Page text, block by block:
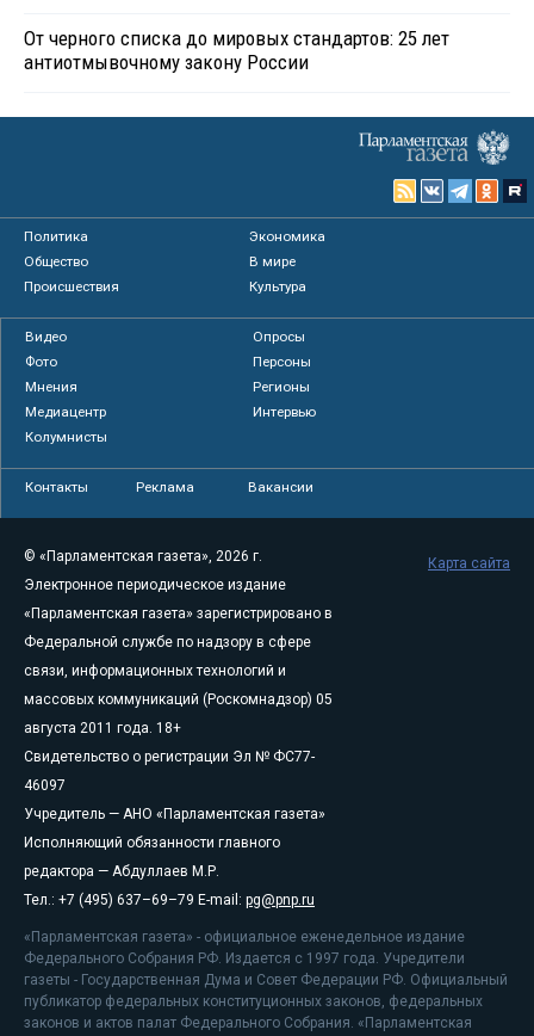
От черного списка до мировых стандартов: 25 лет
антиотмывочному закону России
Политика
Экономика
Общество
В мире
Происшествия
Культура
Видео
Опросы
Фото
Персоны
Мнения
Регионы
Медиацентр
Интервью
Колумнисты
Контакты Реклама Вакансии
© «Парламентская газета», 2026 г.
Электронное периодическое издание
«Парламентская газета» зарегистрировано в
Федеральной службе по надзору в сфере
связи, информационных технологий и
массовых коммуникаций (Роскомнадзор) 05
августа 2011 года. 18+
Свидетельство о регистрации Эл № ФС77-
46097
Учредитель — АНО «Парламентская газета»
Исполняющий обязанности главного
редактора — Абдуллаев М.Р.
Тел.: +7 (495) 637–69–79 E-mail: pg@pnp.ru
«Парламентская газета» - официальное еженедельное издание
Федерального Собрания РФ. Издается с 1997 года. Учредители
газеты - Государственная Дума и Совет Федерации РФ. Официальный
публикатор федеральных конституционных законов, федеральных
законов и актов палат Федерального Собрания. «Парламентская
Карта сайта